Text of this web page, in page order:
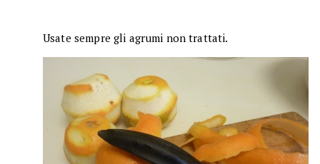
Usate sempre gli agrumi non trattati.